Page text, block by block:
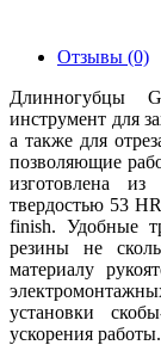
Отзывы (0)
Длинногубцы
инструмент для
а также для
позволяющие
изготовлена
твердостью 53
finish. Удобные
резины не
материалу
установки
ускорения работы.